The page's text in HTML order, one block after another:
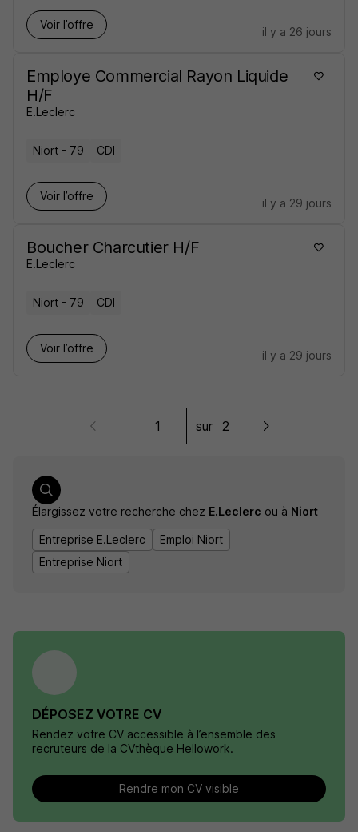
Voir l’offre
il y a 26 jours
Employe Commercial Rayon Liquide
H/F
E.Leclerc
Niort - 79 CDI
Voir l’offre
il y a 29 jours
Boucher Charcutier H/F
E.Leclerc
Niort - 79 CDI
Voir l’offre
il y a 29 jours
sur 2
Élargissez votre recherche chez E.Leclerc ou à Niort
Entreprise E.Leclerc
Emploi Niort
Entreprise Niort
DÉPOSEZ VOTRE CV
Rendez votre CV accessible à l’ensemble des
recruteurs de la CVthèque Hellowork.
Rendre mon CV visible